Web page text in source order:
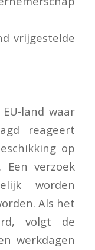
vrijgestelde
land waar
reageert
op
verzoek
worden
Als het
volgt de
werkdagen